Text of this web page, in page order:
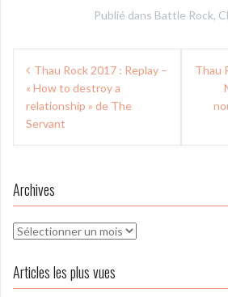
Publié dans Battle Rock,
Navigation
de
l’article
Thau Rock 2017 : Replay –
« How to destroy a
relationship » de The
Servant
Thau
Archives
Archives
Articles les plus vues